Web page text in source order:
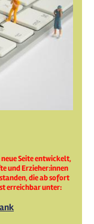
Seite entwickelt,
und Erzieher:innen
die ab sofort
erreichbar unter: